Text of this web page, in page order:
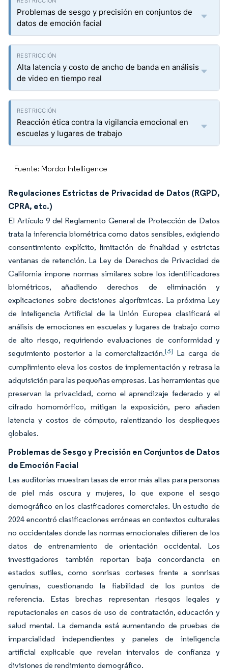
Problemas de sesgo y precisión en conjuntos de
datos de emoción facial
Alta latencia y costo de ancho de banda en análisis
de video en tiempo real
Reacción ética contra la vigilancia emocional en
escuelas y lugares de trabajo
Fuente: Mordor Intelligence
Regulaciones Estrictas de Privacidad de Datos (RGPD,
CPRA, etc.)
El Artículo 9 del Reglamento General de Protección de Datos
trata la inferencia biométrica como datos sensibles, exigiendo
consentimiento explícito, limitación de finalidad y estrictas
ventanas de retención. La Ley de Derechos de Privacidad de
California impone normas similares sobre los identificadores
biométricos, añadiendo derechos de eliminación y
explicaciones sobre decisiones algorítmicas. La próxima Ley
de Inteligencia Artificial de la Unión Europea clasificará el
análisis de emociones en escuelas y lugares de trabajo como
de alto riesgo, requiriendo evaluaciones de conformidad y
seguimiento posterior a la comercialización.[3] La carga de
cumplimiento eleva los costos de implementación y retrasa la
adquisición para las pequeñas empresas. Las herramientas que
preservan la privacidad, como el aprendizaje federado y el
cifrado homomórfico, mitigan la exposición, pero añaden
latencia y costos de cómputo, ralentizando los despliegues
globales.
Problemas de Sesgo y Precisión en Conjuntos de Datos
de Emoción Facial
Las auditorías muestran tasas de error más altas para personas
de piel más oscura y mujeres, lo que expone el sesgo
demográfico en los clasificadores comerciales. Un estudio de
2024 encontró clasificaciones erróneas en contextos culturales
no occidentales donde las normas emocionales difieren de los
datos de entrenamiento de orientación occidental. Los
investigadores también reportan baja concordancia en
estados sutiles, como sonrisas corteses frente a sonrisas
genuinas, cuestionando la fiabilidad de los puntos de
referencia. Estas brechas representan riesgos legales y
reputacionales en casos de uso de contratación, educación y
salud mental. La demanda está aumentando de pruebas de
imparcialidad independientes y paneles de inteligencia
artificial explicable que revelan intervalos de confianza y
divisiones de rendimiento demográfico.